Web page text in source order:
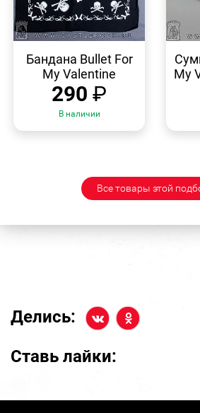
ПРОСМОТР
Бандана Bullet For
My Valentine
290 ₽
В наличии
My
Все товары этой
Делись:
Ставь лайки: